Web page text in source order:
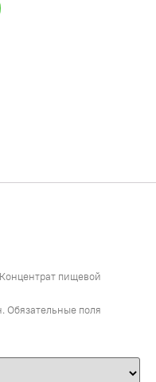
пищевой
Обязательные поля